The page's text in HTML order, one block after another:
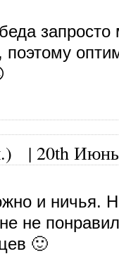
запросто
| 20th
и ничья.
не
🙂